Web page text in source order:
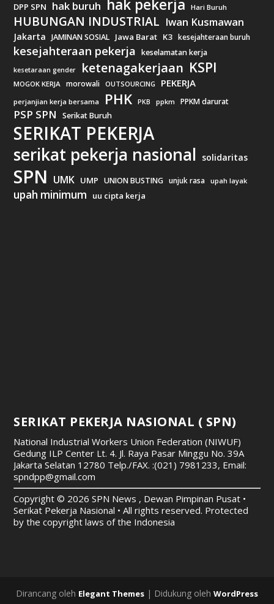
DPP SPN hak buruh hak pekerja Hari Buruh
HUBUNGAN INDUSTRIAL Iwan Kusmawan
Jakarta JAMINAN SOSIAL Jawa Barat K3 kesejahteraan buruh
kesejahteraan pekerja keselamatan kerja
kesetaraan gender ketenagakerjaan KSPI
MOGOK KERJA morowali OUTSOURCING PEKERJA
perjanjian kerja bersama PHK PKB ppkm PPKM darurat
PSP SPN Serikat Buruh
SERIKAT PEKERJA
serikat pekerja nasional solidaritas
SPN UMK UMP UNION BUSTING unjuk rasa upah layak
upah minimum uu cipta kerja
SERIKAT PEKERJA NASIONAL ( SPN)
National Industrial Workers Union Federation (NIWUF)
Gedung ILP Center Lt. 4. Jl. Raya Pasar Minggu No. 39A
Jakarta Selatan 12780 Telp./FAX. :(021) 7981233, Email:
spndpp@gmail.com
Copyright © 2026 SPN News , Dewan Pimpinan Pusat •
Serikat Pekerja Nasional • All rights reserved. Protected
by the copyright laws of the Indonesia
Dirancang oleh Elegant Themes | Didukung oleh WordPress